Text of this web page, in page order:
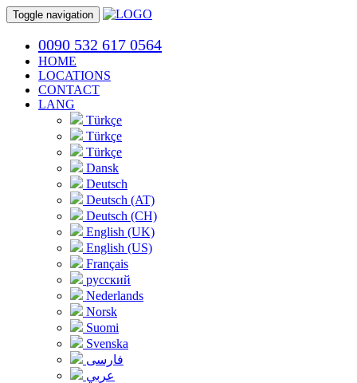
Toggle navigation
0090 532 617 0564
HOME
LOCATIONS
CONTACT
LANG
Türkçe
Türkçe
Türkçe
Dansk
Deutsch
Deutsch (AT)
Deutsch (CH)
English (UK)
English (US)
Français
русский
Nederlands
Norsk
Suomi
Svenska
فارسی
عربي